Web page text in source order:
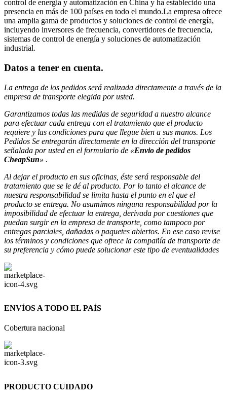
control de energía y automatización en China y ha establecido una
presencia en más de 100 países en todo el mundo.La empresa ofrece
una amplia gama de productos y soluciones de control de energía,
incluyendo inversores de frecuencia, convertidores de frecuencia,
sistemas de control de energía y soluciones de automatización
industrial.
Datos a tener en cuenta.
La entrega de los pedidos será realizada directamente a través de la
empresa de transporte elegida por usted.
Garantizamos todas las medidas de seguridad a nuestro alcance
para efectuarcada entrega con el tratamiento que el producto
requiere y las condiciones para que llegue bien a sus manos. Los
Pedidos Se entregarán directamente en la dirección del transporte
señalada por usted en el formulario de «Envio de pedidos
CheapSun» .
Al dejar el producto en sus oficinas, éste será responsable del
tratamiento que se le dé al producto. Por lo tanto el alcance de
nuestra responsabilidad se limita hasta el punto en el que el
producto se entrega. No asumimos ninguna responsabilidad por la
imposibilidad de efectuar la entrega, derivada por cuestiones que
puedan surgir en la empresa de transporte, como tampoco por
entregas parciales, dañadas o paquetes abiertos. En ese caso revise
los términos y condiciones que ofrece la compañía de transporte de
su preferencia y cómo puede solucionar este tipo de eventualidades
ENVÍOS A TODO EL PAÍS
Cobertura nacional
PRODUCTO CUIDADO